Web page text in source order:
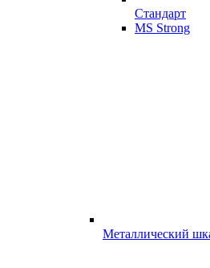
Стандарт
MS Strong
Металлический